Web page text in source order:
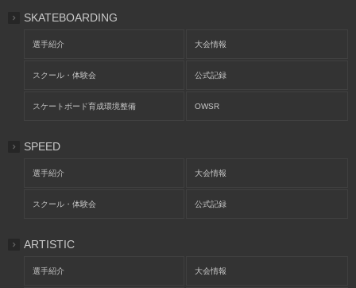
SKATEBOARDING
選手紹介 大会情報
スクール・体験会 公式記録
スケートボード育成環境整備 OWSR
SPEED
選手紹介 大会情報
スクール・体験会 公式記録
ARTISTIC
選手紹介 大会情報